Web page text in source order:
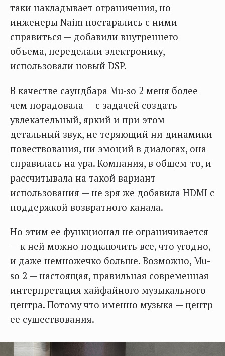
таки накладывает ограничения, но
инженеры Naim постарались с ними
справиться — добавили внутреннего
объема, переделали электронику,
использовали новый DSP.
В качестве саундбара Mu-so 2 меня более
чем порадовала — с задачей создать
увлекательный, яркий и при этом
детальный звук, не теряющий ни динамики
повествования, ни эмоций в диалогах, она
справилась на ура. Компания, в общем-то, и
рассчитывала на такой вариант
использования — не зря же добавила HDMI с
поддержкой возвратного канала.
Но этим ее функционал не ограничивается
— к ней можно подключить все, что угодно,
и даже немножечко больше. Возможно, Mu-
so 2 — настоящая, правильная современная
интерпретация хайфайного музыкального
центра. Потому что именно музыка — центр
ее существования.